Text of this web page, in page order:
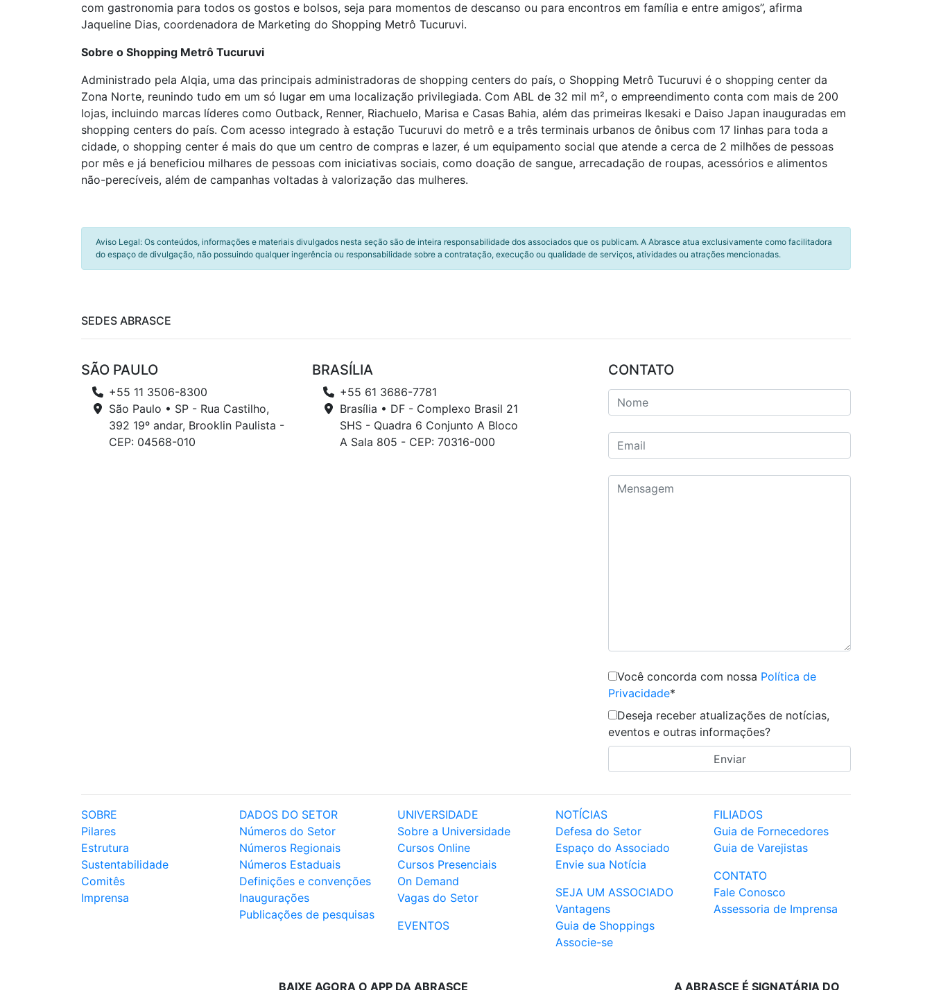
com gastronomia para todos os gostos e bolsos, seja para momentos de descanso ou para encontros em família e entre amigos”, afirma
Jaqueline Dias, coordenadora de Marketing do Shopping Metrô Tucuruvi.
Sobre o Shopping Metrô Tucuruvi
Administrado pela Alqia, uma das principais administradoras de shopping centers do país, o Shopping Metrô Tucuruvi é o shopping center da
Zona Norte, reunindo tudo em um só lugar em uma localização privilegiada. Com ABL de 32 mil m², o empreendimento conta com mais de 200
lojas, incluindo marcas líderes como Outback, Renner, Riachuelo, Marisa e Casas Bahia, além das primeiras Ikesaki e Daiso Japan inauguradas em
shopping centers do país. Com acesso integrado à estação Tucuruvi do metrô e a três terminais urbanos de ônibus com 17 linhas para toda a
cidade, o shopping center é mais do que um centro de compras e lazer, é um equipamento social que atende a cerca de 2 milhões de pessoas
por mês e já beneficiou milhares de pessoas com iniciativas sociais, como doação de sangue, arrecadação de roupas, acessórios e alimentos
não-perecíveis, além de campanhas voltadas à valorização das mulheres.
Aviso Legal: Os conteúdos, informações e materiais divulgados nesta seção são de inteira responsabilidade dos associados que os publicam. A Abrasce atua exclusivamente como facilitadora
do espaço de divulgação, não possuindo qualquer ingerência ou responsabilidade sobre a contratação, execução ou qualidade de serviços, atividades ou atrações mencionadas.
SEDES ABRASCE
SÃO PAULO
+55 11 3506-8300
São Paulo • SP - Rua Castilho,
392 19º andar, Brooklin Paulista -
CEP: 04568-010
BRASÍLIA
+55 61 3686-7781
Brasília • DF - Complexo Brasil 21
SHS - Quadra 6 Conjunto A Bloco
A Sala 805 - CEP: 70316-000
CONTATO
Você concorda com nossa Política de
Privacidade*
Deseja receber atualizações de notícias,
eventos e outras informações?
SOBRE
Pilares
Estrutura
Sustentabilidade
Comitês
Imprensa
DADOS DO SETOR
Números do Setor
Números Regionais
Números Estaduais
Definições e convenções
Inaugurações
Publicações de pesquisas
UNIVERSIDADE
Sobre a Universidade
Cursos Online
Cursos Presenciais
On Demand
Vagas do Setor
EVENTOS
NOTÍCIAS
Defesa do Setor
Espaço do Associado
Envie sua Notícia
SEJA UM ASSOCIADO
Vantagens
Guia de Shoppings
Associe-se
FILIADOS
Guia de Fornecedores
Guia de Varejistas
CONTATO
Fale Conosco
Assessoria de Imprensa
BAIXE AGORA O APP DA ABRASCE A ABRASCE É SIGNATÁRIA DO